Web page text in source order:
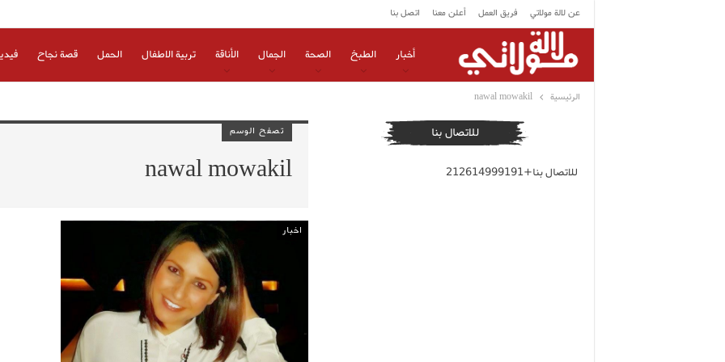
عن لالة مولاتي فريق العمل أعلن معنا اتصل بنا
أخبار الطبخ الصحة الجمال الأناقة تربية الاطفال الحمل قصة نجاح
الرئيسية nawal mowakil
تصفح الوسم
nawal mowakil
اخبار
للاتصال بنا
للاتصال بنا+212614999191